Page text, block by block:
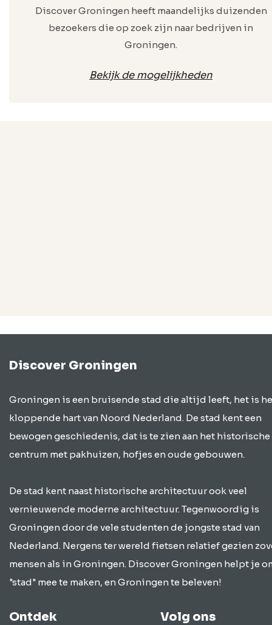
Discover Groningen heeft maandelijks duizenden
bezoekers die op zoek zijn naar bedrijven in
Groningen.
Bekijk de mogelijkheden
Discover Groningen
Groningen is een bruisende stad die altijd leeft, het is
kloppende hart van Noord Nederland. De stad kent een
bewogen geschiedenis, dat is te zien aan het historische
centrum met pakhuizen, hofjes en oude gebouwen.
De stad kent naast historische architectuur ook veel
vernieuwende moderne architectuur. Tegenwoordig is
Groningen door de vele studenten de jongste stad van
Nederland. Nergens ter wereld fietsen relatief gezien
mensen als in Groningen. Discover Groningen helpt je
"stad" mee te maken, en Groningen te beleven!
Ontdek Volg ons